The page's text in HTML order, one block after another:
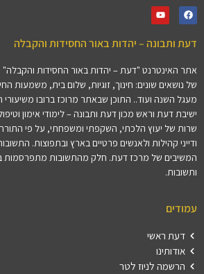
דעת ותבונה – יהדות באור החסידות והקבלה
אתר האינטרנט "דעת – יהדות באור החסידות והקבלה"
של נושאים שונים: חינוך, זוגיות, שלום בית, משמעות
מעגל השנה ועוד.. התוכן שבאתר מרוכז ברובו
ישיבת דעת וראש מכון דעת ותבונה – לימודי אימון
שרות של יעוץ הלכתי, השקפתי ומשפחתי, על פי התורה
ודייני קהילות ולאנשים פרטיים בארץ ובתפוצות.
המשיבים של מרכז דעת. חלק מהתשובות מתפרסמות
ותשובות.
עמודים
דעת ראשי
אודותינו
הרשמה לניוז לטר